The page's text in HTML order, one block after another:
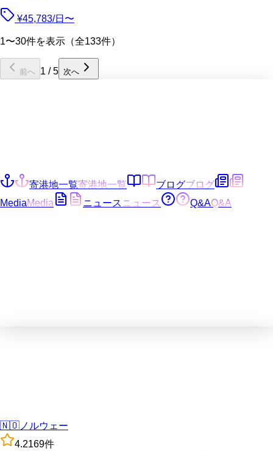
¥45,783/日〜
1〜30件を表示（全133件）
前へ 1 /5 次へ
寄港地一覧寄港地一覧 ブログブログ
MediaMedia ニュース ニュース Q&AQ&A
🇳🇴 ノルウェー
4.2169件